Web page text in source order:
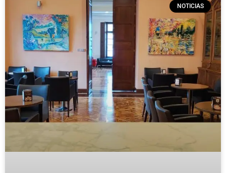
NOTICIAS